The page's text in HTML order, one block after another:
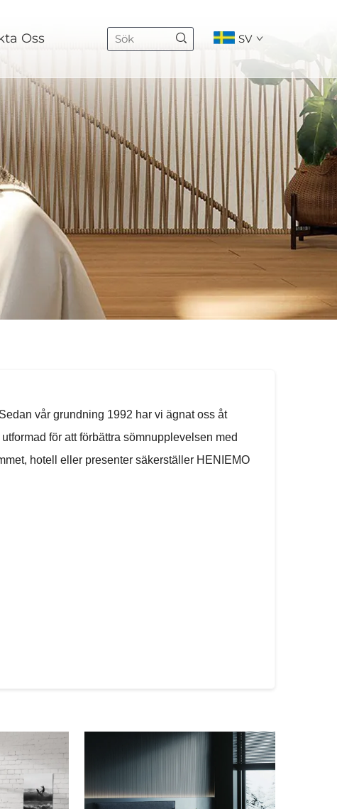
Oss SV
vår grundning 1992 har vi ägnat oss åt
för att förbättra sömnupplevelsen med
hotell eller presenter säkerställer HENIEMO